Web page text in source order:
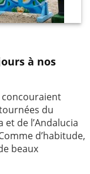
à nos
concouraient
du
de l’Andalucia
d’habitude,
beaux